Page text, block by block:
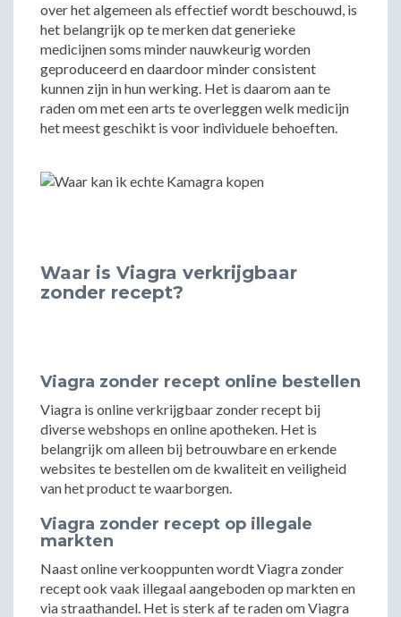
over het algemeen als effectief wordt beschouwd, is
het belangrijk op te merken dat generieke
medicijnen soms minder nauwkeurig worden
geproduceerd en daardoor minder consistent
kunnen zijn in hun werking. Het is daarom aan te
raden om met een arts te overleggen welk medicijn
het meest geschikt is voor individuele behoeften.
Waar is Viagra verkrijgbaar
zonder recept?
Viagra zonder recept online bestellen
Viagra is online verkrijgbaar zonder recept bij
diverse webshops en online apotheken. Het is
belangrijk om alleen bij betrouwbare en erkende
websites te bestellen om de kwaliteit en veiligheid
van het product te waarborgen.
Viagra zonder recept op illegale
markten
Naast online verkooppunten wordt Viagra zonder
recept ook vaak illegaal aangeboden op markten en
via straathandel. Het is sterk af te raden om Viagra